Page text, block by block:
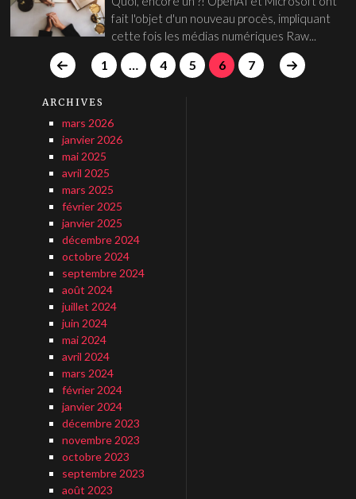
fait l'objet d'un nouveau procès, impliquant
cette fois les médias numériques Raw...
1 … 4 5 6 7
ARCHIVES
mars 2026
janvier 2026
mai 2025
avril 2025
mars 2025
février 2025
janvier 2025
décembre 2024
octobre 2024
septembre 2024
août 2024
juillet 2024
juin 2024
mai 2024
avril 2024
mars 2024
février 2024
janvier 2024
décembre 2023
novembre 2023
octobre 2023
septembre 2023
août 2023